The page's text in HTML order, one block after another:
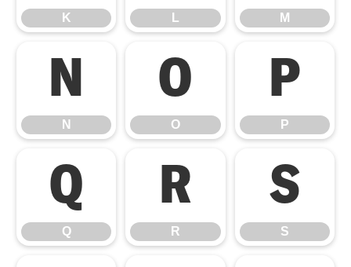
K L M
N
N
O
O
P
P
Q
Q
R
R
S
S